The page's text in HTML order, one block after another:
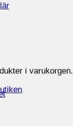
i varukorgen.